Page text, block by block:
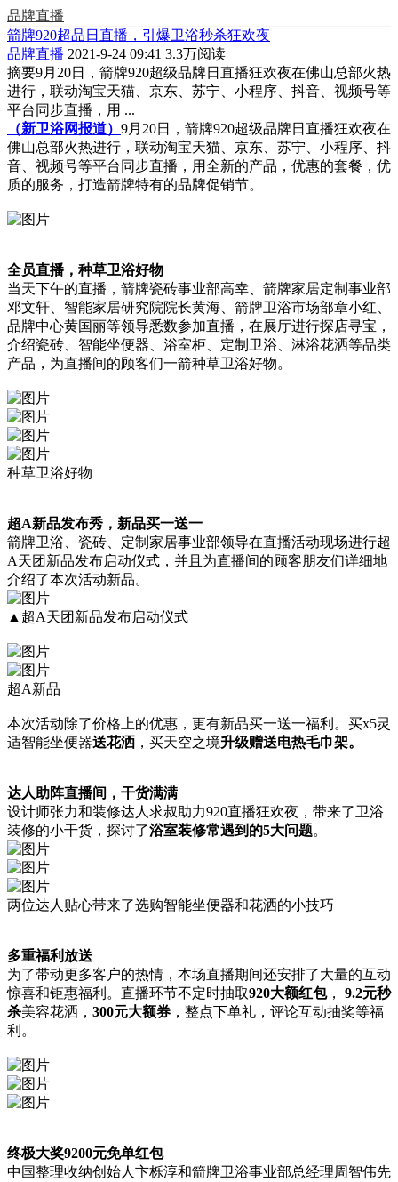
品牌直播
箭牌920超品日直播，引爆卫浴秒杀狂欢夜
品牌直播 2021-9-24 09:41 3.3万阅读
摘要9月20日，箭牌920超级品牌日直播狂欢夜在佛山总部火热
进行，联动淘宝天猫、京东、苏宁、小程序、抖音、视频号等
平台同步直播，用 ...
（新卫浴网报道） 9月20日，箭牌920超级品牌日直播狂欢夜在
佛山总部火热进行，联动淘宝天猫、京东、苏宁、小程序、抖
音、视频号等平台同步直播，用全新的产品，优惠的套餐，优
质的服务，打造箭牌特有的品牌促销节。
全员直播，种草卫浴好物
当天下午的直播，箭牌瓷砖事业部高幸、箭牌家居定制事业部
邓文轩、智能家居研究院院长黄海、箭牌卫浴市场部章小红、
品牌中心黄国丽等领导悉数参加直播，在展厅进行探店寻宝，
介绍瓷砖、智能坐便器、浴室柜、定制卫浴、淋浴花洒等品类
产品，为直播间的顾客们一箭种草卫浴好物。
种草卫浴好物
超A新品发布秀，新品买一送一
箭牌卫浴、瓷砖、定制家居事业部领导在直播活动现场进行超
A天团新品发布启动仪式，并且为直播间的顾客朋友们详细地
介绍了本次活动新品。
▲超A天团新品发布启动仪式
超A新品
本次活动除了价格上的优惠，更有新品买一送一福利。买x5灵
适智能坐便器送花洒 ，买天空之境升级赠送电热毛巾架。
达人助阵直播间，干货满满
设计师张力和装修达人求叔助力920直播狂欢夜，带来了卫浴
装修的小干货，探讨了浴室装修常遇到的5大问题。
两位达人贴心带来了选购智能坐便器和花洒的小技巧
多重福利放送
为了带动更多客户的热情，本场直播期间还安排了大量的互动
惊喜和钜惠福利。直播环节不定时抽取920大额红包， 9.2元秒
杀美容花洒， 300元大额券 ，整点下单礼，评论互动抽奖等福
利。
终极大奖9200元免单红包
中国整理收纳创始人卞栎淳和箭牌卫浴事业部总经理周智伟先